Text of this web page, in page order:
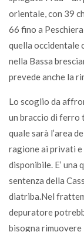
orientale, con 39
66 fino a
quella occidentale
nella Bassa
prevede anche la
Lo scoglio da
un braccio di ferro
quale sarà l’area
ragione ai privati e
disponibile. E’ una
sentenza della
diatriba.Nel
depuratore
bisogna